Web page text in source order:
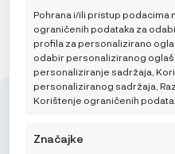
Pohrana i/ili pristup podacima
ograničenih podataka za
profila za personalizirano
odabir personaliziranog
personaliziranje sadržaja,
personaliziranog sadržaja,
Korištenje ograničenih
Značajke